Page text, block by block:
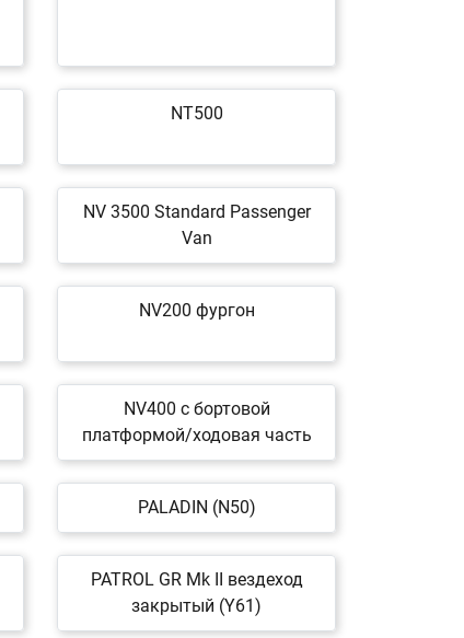
NT500
NV 3500 Standard Passenger
Van
NV200 фургон
NV400 c бортовой
платформой/ходовая часть
PALADIN (N50)
PATROL GR Mk II вездеход
закрытый (Y61)